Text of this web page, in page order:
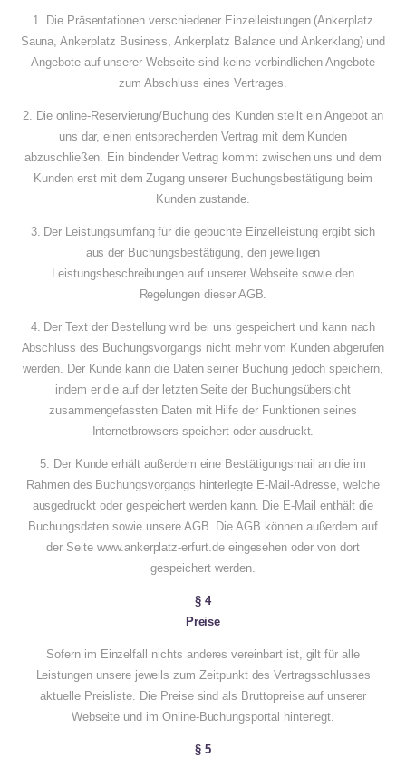
1. Die Präsentationen verschiedener Einzelleistungen (Ankerplatz
Sauna, Ankerplatz Business, Ankerplatz Balance und Ankerklang) und
Angebote auf unserer Webseite sind keine verbindlichen Angebote
zum Abschluss eines Vertrages.
2. Die online-Reservierung/Buchung des Kunden stellt ein Angebot an
uns dar, einen entsprechenden Vertrag mit dem Kunden
abzuschließen. Ein bindender Vertrag kommt zwischen uns und dem
Kunden erst mit dem Zugang unserer Buchungsbestätigung beim
Kunden zustande.
3. Der Leistungsumfang für die gebuchte Einzelleistung ergibt sich
aus der Buchungsbestätigung, den jeweiligen
Leistungsbeschreibungen auf unserer Webseite sowie den
Regelungen dieser AGB.
4. Der Text der Bestellung wird bei uns gespeichert und kann nach
Abschluss des Buchungsvorgangs nicht mehr vom Kunden abgerufen
werden. Der Kunde kann die Daten seiner Buchung jedoch speichern,
indem er die auf der letzten Seite der Buchungsübersicht
zusammengefassten Daten mit Hilfe der Funktionen seines
Internetbrowsers speichert oder ausdruckt.
5. Der Kunde erhält außerdem eine Bestätigungsmail an die im
Rahmen des Buchungsvorgangs hinterlegte E-Mail-Adresse, welche
ausgedruckt oder gespeichert werden kann. Die E-Mail enthält die
Buchungsdaten sowie unsere AGB. Die AGB können außerdem auf
der Seite www.ankerplatz-erfurt.de eingesehen oder von dort
gespeichert werden.
§ 4
Preise
Sofern im Einzelfall nichts anderes vereinbart ist, gilt für alle
Leistungen unsere jeweils zum Zeitpunkt des Vertragsschlusses
aktuelle Preisliste. Die Preise sind als Bruttopreise auf unserer
Webseite und im Online-Buchungsportal hinterlegt.
§ 5